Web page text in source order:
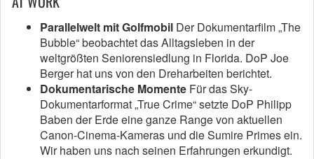
Parallelwelt mit Golfmobil Der Dokumentarfilm „The
Bubble“ beobachtet das Alltagsleben in der
weltgrößten Seniorensiedlung in Florida. DoP Joe
Berger hat uns von den Dreharbeiten berichtet.
Dokumentarische Momente Für das Sky-
Dokumentarformat „True Crime“ setzte DoP Philipp
Baben der Erde eine ganze Range von aktuellen
Canon-Cinema-Kameras und die Sumire Primes ein.
Wir haben uns nach seinen Erfahrungen erkundigt.